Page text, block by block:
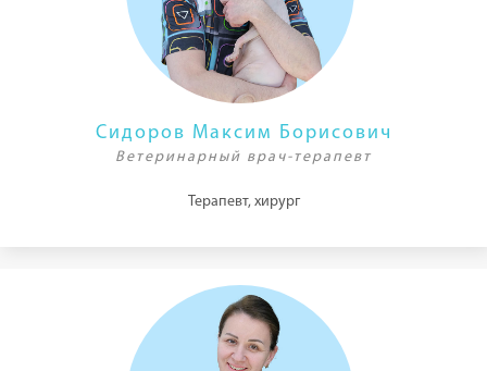
Сидоров Максим Борисович
Ветеринарный врач-терапевт
Терапевт, хирург